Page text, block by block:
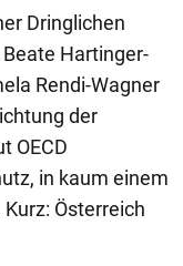
Dringlichen
Hartinger-
Rendi-Wagner
der
OECD
in kaum einem
Österreich